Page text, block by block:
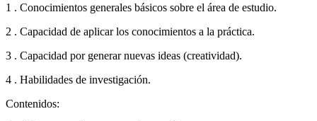
1 . Conocimientos generales básicos sobre el área de estudio.
2 . Capacidad de aplicar los conocimientos a la práctica.
3 . Capacidad por generar nuevas ideas (creatividad).
4 . Habilidades de investigación.
Contenidos: